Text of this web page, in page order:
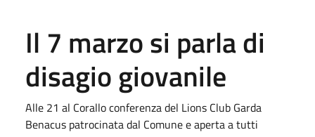
Il 7 marzo si parla di
disagio giovanile
Alle 21 al Corallo conferenza del Lions Club Garda
Benacus patrocinata dal Comune e aperta a tutti